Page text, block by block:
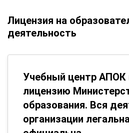
Лицензия на
деятельность
Учебный центр АПОК
лицензию
образования. Вся
организации